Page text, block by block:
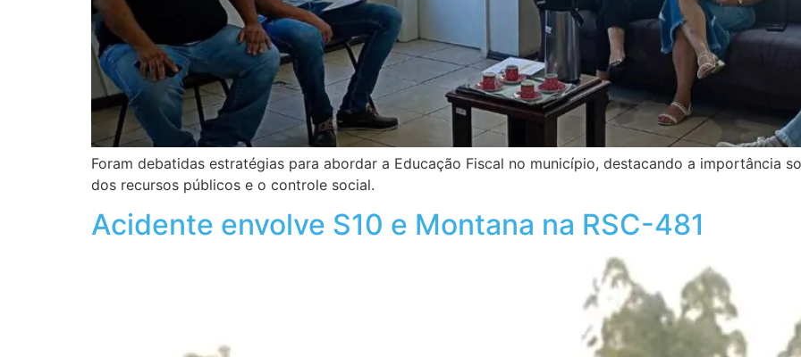
Foram debatidas estratégias para abordar a Educação Fiscal no município, destacando a importância
dos recursos públicos e o controle social.
Acidente envolve S10 e Montana na RSC-481